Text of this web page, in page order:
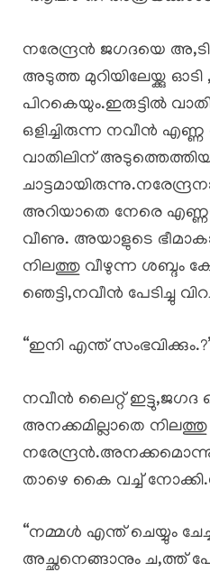
നരേന്ദ്രൻ ജഗദയെ
അടുത്ത മുറിയിലേയ്ക്കു ഓടി
പിറകെയും.ഇരുട്ടിൽ
ഒളിച്ചിരുന്ന നവീൻ എണ്ണ
വാതിലിന്
അറിയാതെ നേരെ
വീണു. അയാളുടെ
നിലത്തു വീഴുന്ന ശബ്ദം
ഞെട്ടി,നവീൻ പേടിച്ചു
“ഇനി എന്ത്
നവീൻ ലൈറ്റ് ഇട്ടു,ജഗദ
അനക്കമില്ലാതെ
താഴെ കൈ വച്ച്
“നമ്മൾ എന്ത് ചെയ്യും
അച്ഛനെങ്ങാനും ച,ത്ത്